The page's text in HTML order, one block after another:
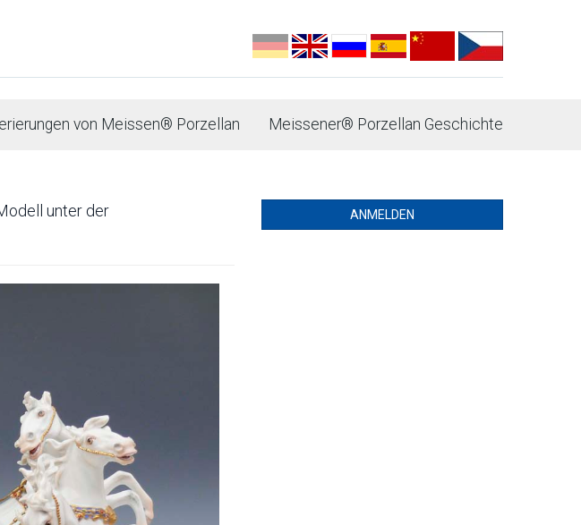
von Meissen® Porzellan Meissener® Porzellan Geschichte
unter der
ANMELDEN